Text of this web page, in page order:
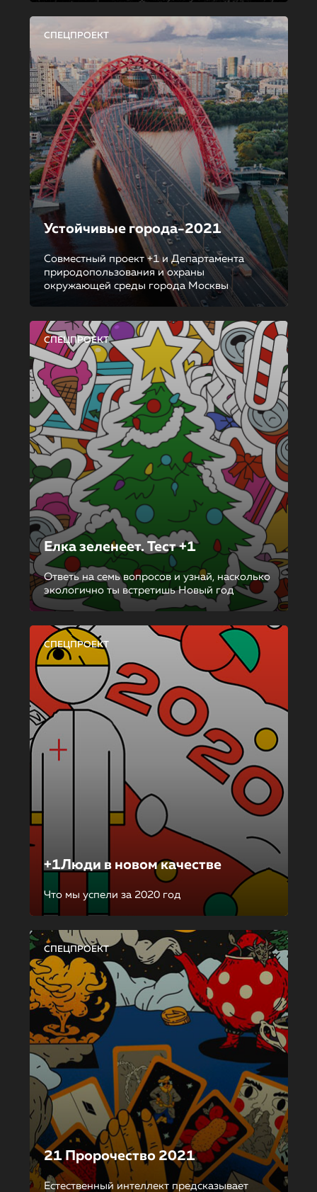
СПЕЦПРОЕКТ
Устойчивые города-2021
Совместный проект +1 и Департамента
природопользования и охраны
окружающей среды города Москвы
СПЕЦПРОЕКТ
Елка зеленеет. Тест +1
Ответь на семь вопросов и узнай, насколько
экологично ты встретишь Новый год
СПЕЦПРОЕКТ
+1Люди в новом качестве
Что мы успели за 2020 год
СПЕЦПРОЕКТ
21 Пророчество 2021
Естественный интеллект предсказывает